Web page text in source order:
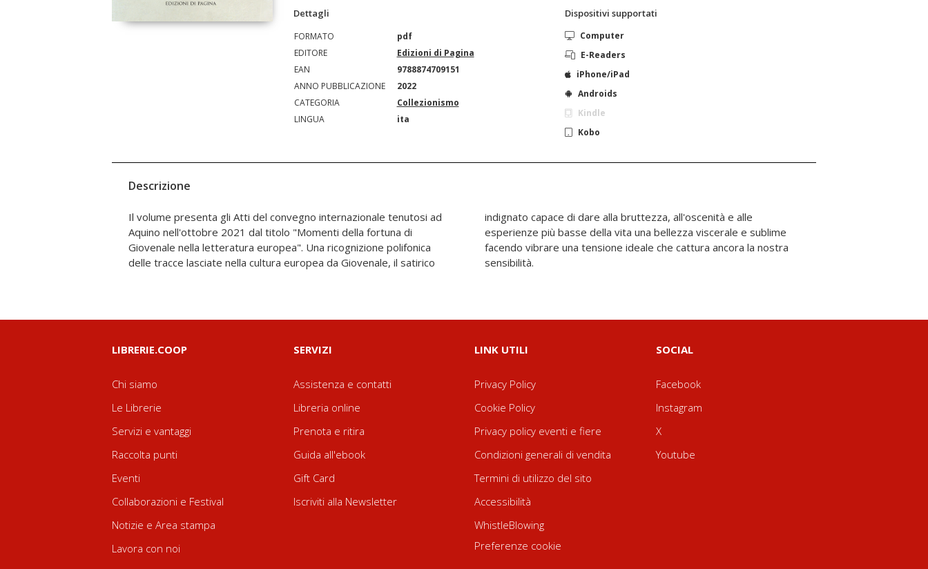
Dettagli
FORMATO
pdf
EDITORE
Edizioni di Pagina
EAN
9788874709151
ANNO PUBBLICAZIONE
2022
CATEGORIA
Collezionismo
LINGUA
ita
Dispositivi supportati
Computer
E-Readers
iPhone/iPad
Androids
Kindle
Kobo
Descrizione
Il volume presenta gli Atti del convegno internazionale tenutosi ad
Aquino nell'ottobre 2021 dal titolo "Momenti della fortuna di
Giovenale nella letteratura europea". Una ricognizione polifonica
delle tracce lasciate nella cultura europea da Giovenale, il satirico
indignato capace di dare alla bruttezza, all'oscenità e alle
esperienze più basse della vita una bellezza viscerale e sublime
facendo vibrare una tensione ideale che cattura ancora la nostra
sensibilità.
LIBRERIE.COOP
Chi siamo
Le Librerie
Servizi e vantaggi
Raccolta punti
Eventi
Collaborazioni e Festival
Notizie e Area stampa
Lavora con noi
SERVIZI
Assistenza e contatti
Libreria online
Prenota e ritira
Guida all'ebook
Gift Card
Iscriviti alla Newsletter
LINK UTILI
Privacy Policy
Cookie Policy
Privacy policy eventi e fiere
Condizioni generali di vendita
Termini di utilizzo del sito
Accessibilità
WhistleBlowing
Preferenze cookie
SOCIAL
Facebook
Instagram
X
Youtube